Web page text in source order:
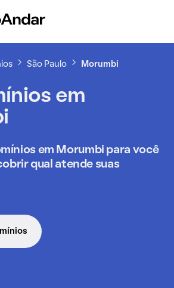
São Paulo Morumbi
em
em Morumbi para você
qual atende suas